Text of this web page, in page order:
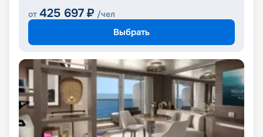
от 425 697 ₽ /чел
Выбрать